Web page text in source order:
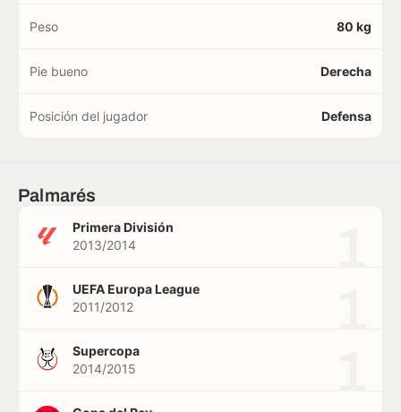
Peso 80 kg
Pie bueno Derecha
Posición del jugador Defensa
Palmarés
Primera División
2013/2014
UEFA Europa League
2011/2012
Supercopa
2014/2015